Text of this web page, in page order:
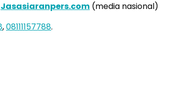
Jasasiaranpers.com (media nasional)
,08111157788.